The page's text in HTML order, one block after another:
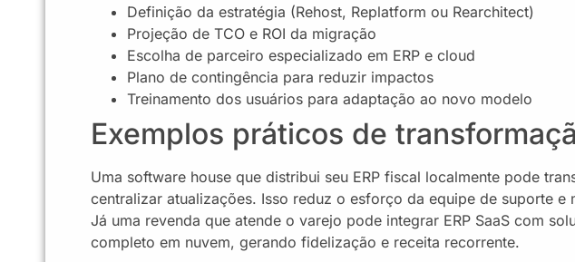
Definição da estratégia (Rehost, Replatform ou Rearchitect)
Projeção de TCO e ROI da migração
Escolha de parceiro especializado em ERP e cloud
Plano de contingência para reduzir impactos
Treinamento dos usuários para adaptação ao novo modelo
Exemplos práticos de
Uma software house que distribui seu ERP fiscal localmente pode
centralizar atualizações. Isso reduz o esforço da equipe de suporte e
Já uma revenda que atende o varejo pode integrar ERP SaaS com
completo em nuvem, gerando fidelização e receita recorrente.